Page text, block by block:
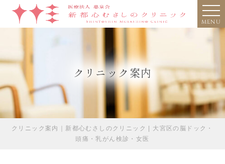
MENU
クリニック案内
クリニック案内｜新都心むさしのクリニック | 大宮区の脳ドック・
頭痛・乳がん検診・女医